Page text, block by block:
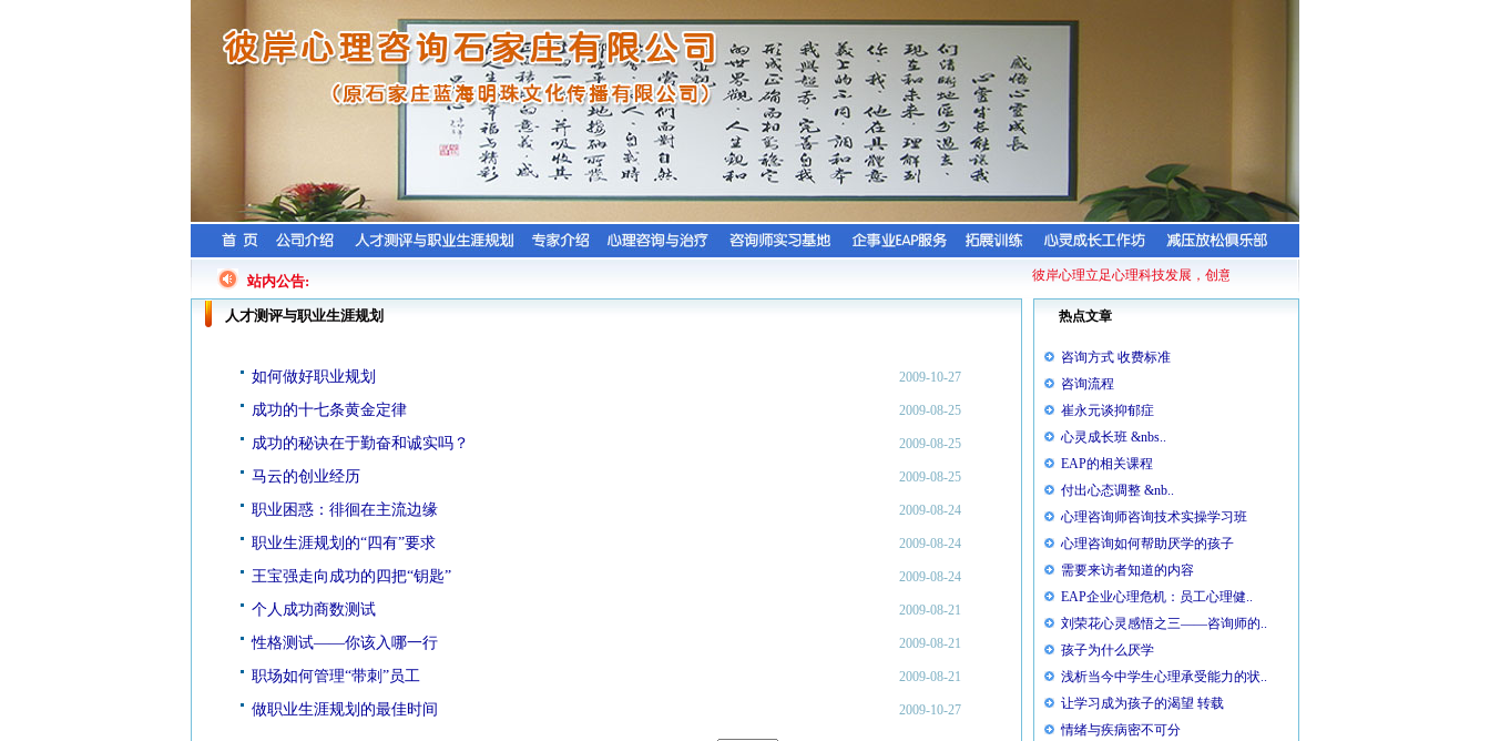
站内公告: 彼岸心理立足心理科技发展，创意打造的专利产品——减压放松舱，它基于经
人才测评与职业生涯规划
2009-10-27
如何做好职业规划
2009-08-25
成功的十七条黄金定律
2009-08-25
成功的秘诀在于勤奋和诚实吗？
2009-08-25
马云的创业经历
2009-08-24
职业困惑：徘徊在主流边缘
2009-08-24
职业生涯规划的“四有”要求
2009-08-24
王宝强走向成功的四把“钥匙”
2009-08-21
个人成功商数测试
2009-08-21
性格测试——你该入哪一行
2009-08-21
职场如何管理“带刺”员工
2009-10-27
做职业生涯规划的最佳时间
热点文章
咨询方式 收费标准
咨询流程
崔永元谈抑郁症
心灵成长班 &nbs..
EAP的相关课程
付出心态调整 &nb..
心理咨询师咨询技术实操学习班
心理咨询如何帮助厌学的孩子
需要来访者知道的内容
EAP企业心理危机：员工心理健..
刘荣花心灵感悟之三——咨询师的..
孩子为什么厌学
浅析当今中学生心理承受能力的状..
让学习成为孩子的渴望 转载
情绪与疾病密不可分